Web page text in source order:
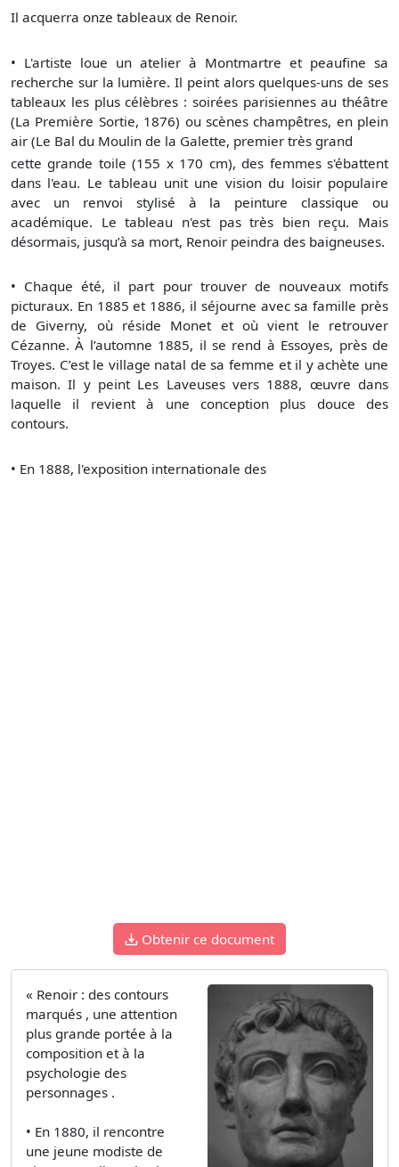
Il acquerra onze tableaux de Renoir.
• L'artiste loue un atelier à Montmartre et peaufine sa
recherche sur la lumière. Il peint alors quelques-uns de ses
tableaux les plus célèbres : soirées parisiennes au théâtre
(La Première Sortie, 1876) ou scènes champêtres, en plein
air (Le Bal du Moulin de la Galette, premier très grand
cette grande toile (155 x 170 cm), des femmes s'ébattent
dans l'eau. Le tableau unit une vision du loisir populaire
avec un renvoi stylisé à la peinture classique ou
académique. Le tableau n'est pas très bien reçu. Mais
désormais, jusqu’à sa mort, Renoir peindra des baigneuses.
• Chaque été, il part pour trouver de nouveaux motifs
picturaux. En 1885 et 1886, il séjourne avec sa famille près
de Giverny, où réside Monet et où vient le retrouver
Cézanne. À l’automne 1885, il se rend à Essoyes, près de
Troyes. C’est le village natal de sa femme et il y achète une
maison. Il y peint Les Laveuses vers 1888, œuvre dans
laquelle il revient à une conception plus douce des
contours.
• En 1888, l'exposition internationale des
Obtenir ce document
« Renoir : des contours
marqués , une attention
plus grande portée à la
composition et à la
psychologie des
personnages .
• En 1880, il rencontre
une jeune modiste de